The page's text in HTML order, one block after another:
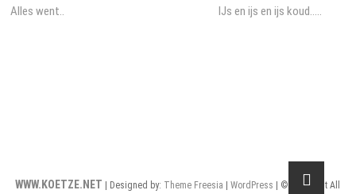
navigation
post:
Alles went..
post:
IJs en ijs en ijs koud…..
WWW.KOETZE.NET | Designed by: Theme Freesia |WordPress | © Copyright All